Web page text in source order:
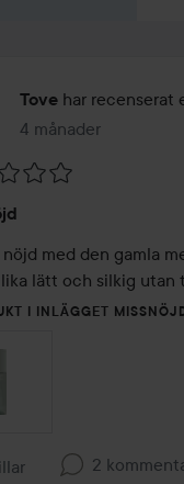
Tove har recenserat
4 månader
Inlägget skapades 4
nöjd med den gamla
lätt och silkig utan
I INLÄGGET
2